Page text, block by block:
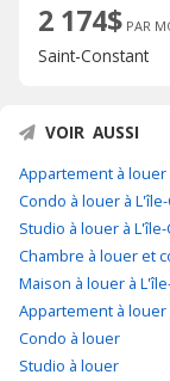
2 174$ PAR
Saint-Constant
VOIR AUSSI
Appartement à louer
Condo à louer à
Studio à louer à
Chambre à louer et
Maison à louer à
Appartement à louer
Condo à louer
Studio à louer